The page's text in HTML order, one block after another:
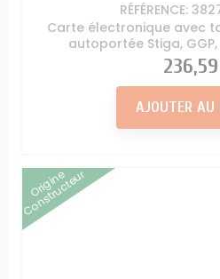
RÉFÉRENCE:
Carte électronique avec
autoportée Stiga,
Prix
AJOUTER AU
Origine
Constructeur